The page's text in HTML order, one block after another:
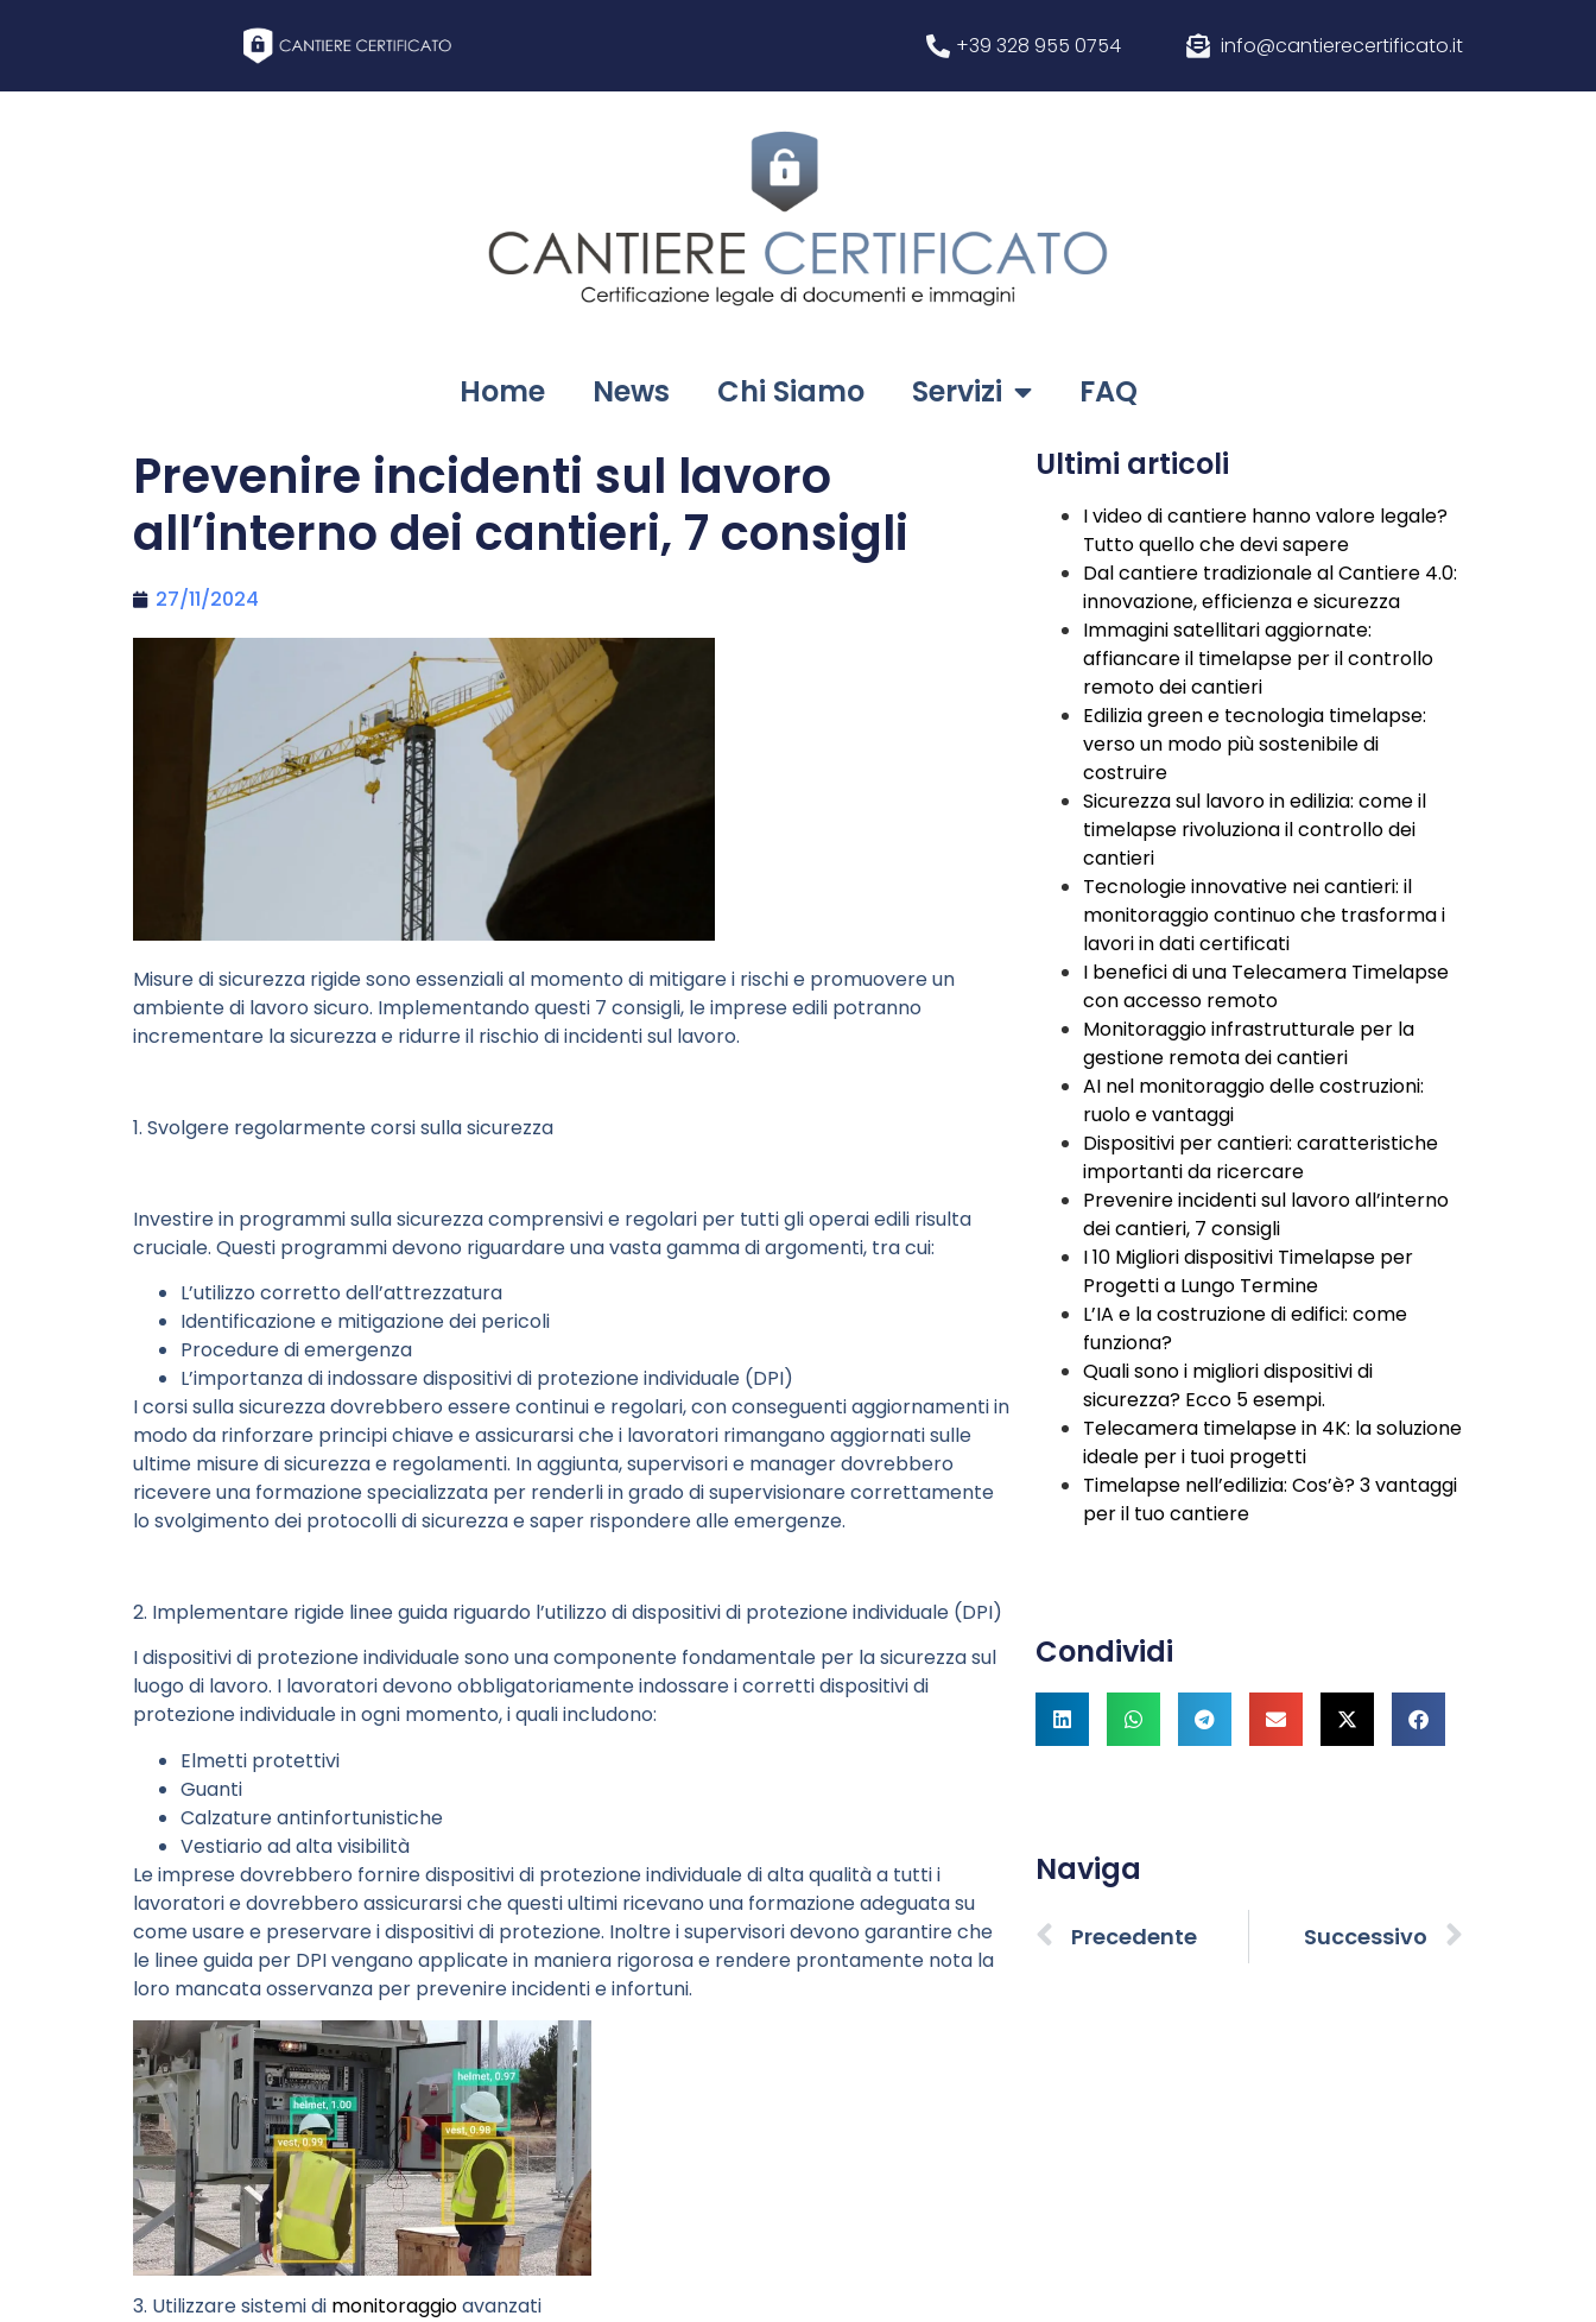
+39 328 955 0754 info@cantierecertificato.it
Home News Chi Siamo Servizi FAQ
Prevenire incidenti sul lavoro
all’interno dei cantieri, 7 consigli
27/11/2024
Misure di sicurezza rigide sono essenziali al momento di mitigare i rischi e promuovere un
ambiente di lavoro sicuro. Implementando questi 7 consigli, le imprese edili potranno
incrementare la sicurezza e ridurre il rischio di incidenti sul lavoro.
1. Svolgere regolarmente corsi sulla sicurezza
Investire in programmi sulla sicurezza comprensivi e regolari per tutti gli operai edili risulta
cruciale. Questi programmi devono riguardare una vasta gamma di argomenti, tra cui:
L’utilizzo corretto dell’attrezzatura
Identificazione e mitigazione dei pericoli
Procedure di emergenza
L’importanza di indossare dispositivi di protezione individuale (DPI)
I corsi sulla sicurezza dovrebbero essere continui e regolari, con conseguenti aggiornamenti in
modo da rinforzare principi chiave e assicurarsi che i lavoratori rimangano aggiornati sulle
ultime misure di sicurezza e regolamenti. In aggiunta, supervisori e manager dovrebbero
ricevere una formazione specializzata per renderli in grado di supervisionare correttamente
lo svolgimento dei protocolli di sicurezza e saper rispondere alle emergenze.
2. Implementare rigide linee guida riguardo l’utilizzo di dispositivi di protezione individuale (DPI)
I dispositivi di protezione individuale sono una componente fondamentale per la sicurezza sul
luogo di lavoro. I lavoratori devono obbligatoriamente indossare i corretti dispositivi di
protezione individuale in ogni momento, i quali includono:
Elmetti protettivi
Guanti
Calzature antinfortunistiche
Vestiario ad alta visibilità
Le imprese dovrebbero fornire dispositivi di protezione individuale di alta qualità a tutti i
lavoratori e dovrebbero assicurarsi che questi ultimi ricevano una formazione adeguata su
come usare e preservare i dispositivi di protezione. Inoltre i supervisori devono garantire che
le linee guida per DPI vengano applicate in maniera rigorosa e rendere prontamente nota la
loro mancata osservanza per prevenire incidenti e infortuni.
3. Utilizzare sistemi di monitoraggioavanzati
Ultimi articoli
I video di cantiere hanno valore legale?
Tutto quello che devi sapere
Dal cantiere tradizionale al Cantiere 4.0:
innovazione, efficienza e sicurezza
Immagini satellitari aggiornate:
affiancare il timelapse per il controllo
remoto dei cantieri
Edilizia green e tecnologia timelapse:
verso un modo più sostenibile di
costruire
Sicurezza sul lavoro in edilizia: come il
timelapse rivoluziona il controllo dei
cantieri
Tecnologie innovative nei cantieri: il
monitoraggio continuo che trasforma i
lavori in dati certificati
I benefici di una Telecamera Timelapse
con accesso remoto
Monitoraggio infrastrutturale per la
gestione remota dei cantieri
AI nel monitoraggio delle costruzioni:
ruolo e vantaggi
Dispositivi per cantieri: caratteristiche
importanti da ricercare
Prevenire incidenti sul lavoro all’interno
dei cantieri, 7 consigli
I 10 Migliori dispositivi Timelapse per
Progetti a Lungo Termine
L’IA e la costruzione di edifici: come
funziona?
Quali sono i migliori dispositivi di
sicurezza? Ecco 5 esempi.
Telecamera timelapse in 4K: la soluzione
ideale per i tuoi progetti
Timelapse nell’edilizia: Cos’è? 3 vantaggi
per il tuo cantiere
Condividi
Naviga
Precedente Successivo